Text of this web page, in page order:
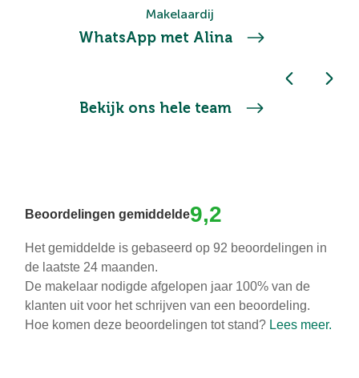
Makelaardij
WhatsApp met Alina
Bekijk ons hele team